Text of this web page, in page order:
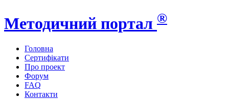
Методичний портал ®
Головна
Сертифікати
Про проект
Форум
FAQ
Контакти